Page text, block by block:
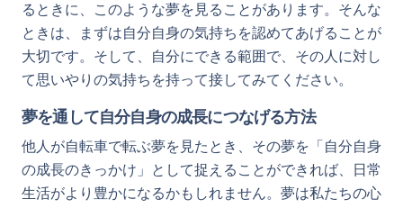
るときに、このような夢を見ることがあります。そんな
ときは、まずは自分自身の気持ちを認めてあげることが
大切です。そして、自分にできる範囲で、その人に対し
て思いやりの気持ちを持って接してみてください。
夢を通して自分自身の成長につなげる方法
他人が自転車で転ぶ夢を見たとき、その夢を「自分自身
の成長のきっかけ」として捉えることができれば、日常
生活がより豊かになるかもしれません。夢は私たちの心